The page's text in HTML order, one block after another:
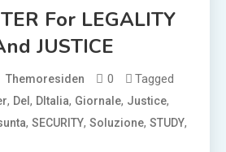
For LEGALITY
JUSTICE
Themoresiden 0 Tagged
, Del , DItalia, Giornale, Justice,
, SECURITY, Soluzione, STUDY,